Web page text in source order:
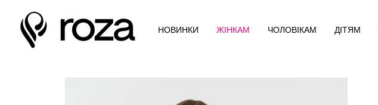
НОВИНКИ ЖІНКАМ ЧОЛОВІКАМ ДІТЯМ